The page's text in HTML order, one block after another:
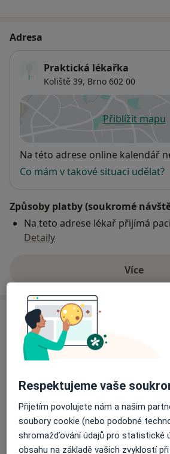
Adresa
Praktická lékařka
Koliště 39, Brno 602 00
Přiblížit mapu
se
Dostupnost
Na této adrese online kalendář
Co mám v takové situaci udělat?
Způsoby platby (soukromé
Na teto adrese lékař přijímá
Detaily
Víceo adrese
Názory
Přidejte svůj
22 názorů
Recenze pacientů jsou
Respektujeme vaše
Přijetím povolujete nám a našim
soubory cookie (nebo podobné
shromažďování údajů pro statistické
obsahu na základě vašich zvyklostí